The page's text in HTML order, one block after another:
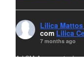
Lilica
com Lilica
7 months ago
A LCM Assessoria